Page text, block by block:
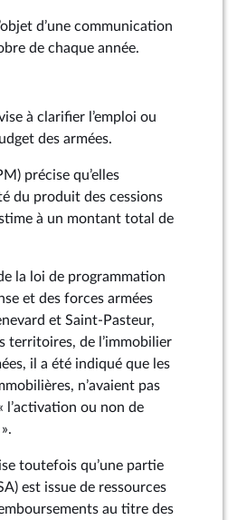
d’une communication
de chaque année.
à clarifier l’emploi ou
des armées.
précise qu’elles
du produit des cessions
à un montant total de
la loi de programmation
et des forces armées
et Saint-Pasteur,
territoires, de l’immobilier
il a été indiqué que les
n’avaient pas
l’activation ou non de
toutefois qu’une partie
est issue de ressources
au titre des